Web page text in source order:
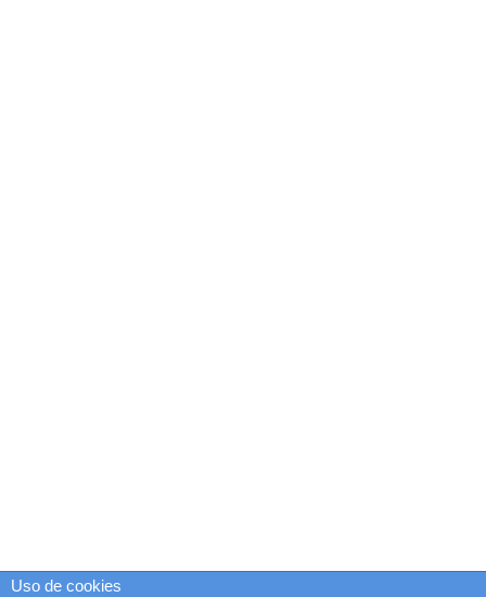
Uso de cookies